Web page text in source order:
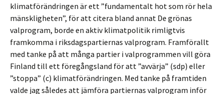
klimatförändringen är ett ”fundamentalt hot som rör hela
mänskligheten”, för att citera bland annat De grönas
valprogram, borde en aktiv klimatpolitik rimligtvis
framkomma i riksdagspartiernas valprogram. Framförallt
med tanke på att många partier i valprogrammen vill göra
Finland till ett föregångsland för att ”avvärja” (sdp) eller
”stoppa” (c) klimatförändringen. Med tanke på framtiden
valde jag således att jämföra partiernas valprogram inför